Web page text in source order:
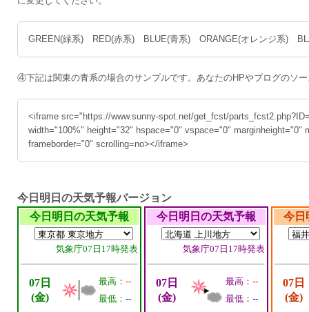
GREEN(緑系) RED(赤系) BLUE(青系) ORANGE(オレンジ系)
④下記は関東の青系の場合のサンプルです。あなたのHPやブログのソ
<iframe src="https://www.sunny-spot.net/get_fcst/
width="100%" height="32" hspace="0" vspace="0" marginheight="0"
frameborder="0" scrolling=no></iframe>
今日明日の天気予報バージョン